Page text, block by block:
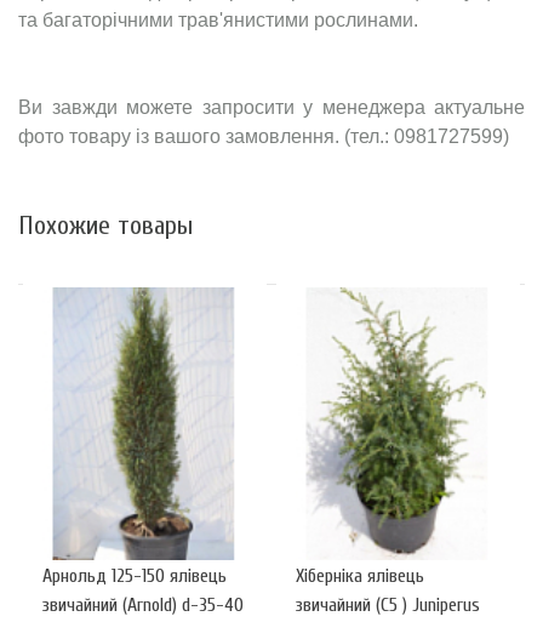
та багаторічними трав'янистими рослинами.
Ви завжди можете запросити у менеджера актуальне
фото товару із вашого замовлення. (тел.: 0981727599)
Похожие товары
Арнольд 125-150 ялівець
звичайний (Arnold) d-35-40
Хіберніка ялівець
звичайний (С5 ) Juniperus